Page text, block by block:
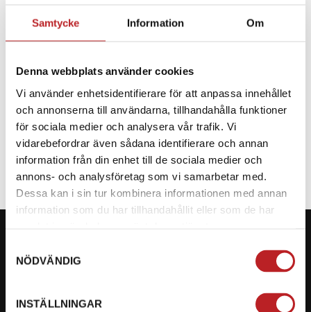
Samtycke Information Om
Denna webbplats använder cookies
Vi använder enhetsidentifierare för att anpassa innehållet
och annonserna till användarna, tillhandahålla funktioner
för sociala medier och analysera vår trafik. Vi
vidarebefordrar även sådana identifierare och annan
information från din enhet till de sociala medier och
annons- och analysföretag som vi samarbetar med.
Dessa kan i sin tur kombinera informationen med annan
information som du har tillhandahållit eller som de har
NÖDVÄNDIG
INSTÄLLNINGAR
3 Svart
Från
1 917,00 kr
2-4 dagar lev. tid
Gå till produkten